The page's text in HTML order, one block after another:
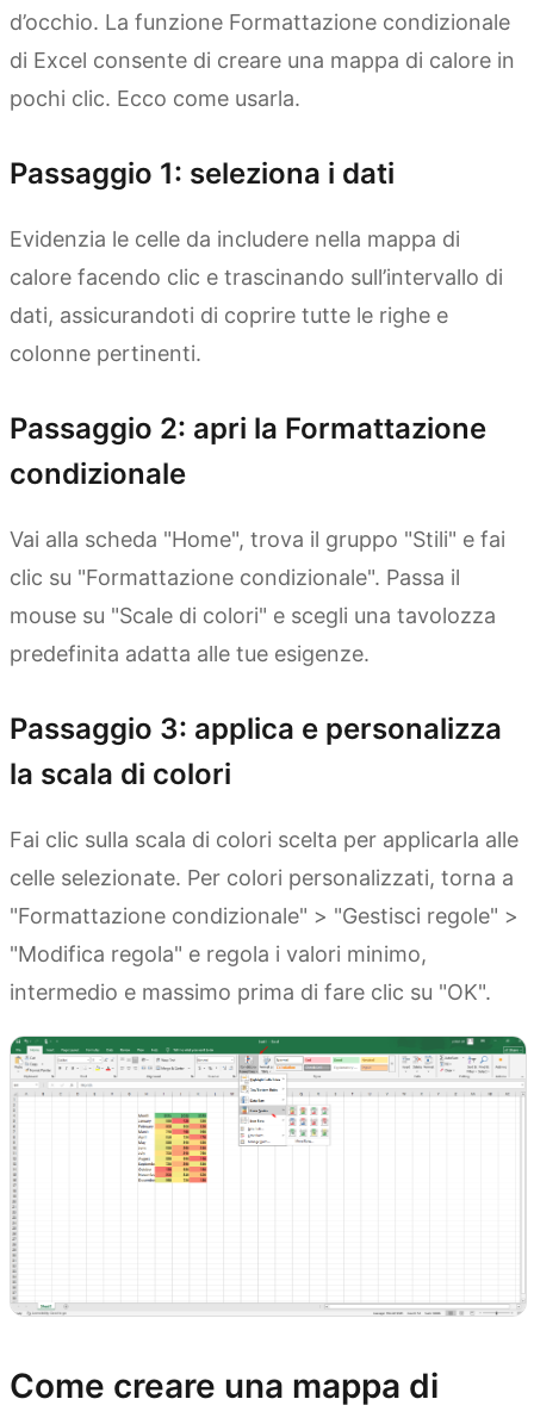
d’occhio. La funzione Formattazione condizionale
di Excel consente di creare una mappa di calore in
pochi clic. Ecco come usarla.
Passaggio 1: seleziona i dati
Evidenzia le celle da includere nella mappa di
calore facendo clic e trascinando sull’intervallo di
dati, assicurandoti di coprire tutte le righe e
colonne pertinenti.
Passaggio 2: apri la Formattazione
condizionale
Vai alla scheda "Home", trova il gruppo "Stili" e fai
clic su "Formattazione condizionale". Passa il
mouse su "Scale di colori" e scegli una tavolozza
predefinita adatta alle tue esigenze.
Passaggio 3: applica e personalizza
la scala di colori
Fai clic sulla scala di colori scelta per applicarla alle
celle selezionate. Per colori personalizzati, torna a
"Formattazione condizionale" > "Gestisci regole" >
"Modifica regola" e regola i valori minimo,
intermedio e massimo prima di fare clic su "OK".
Come creare una mappa di